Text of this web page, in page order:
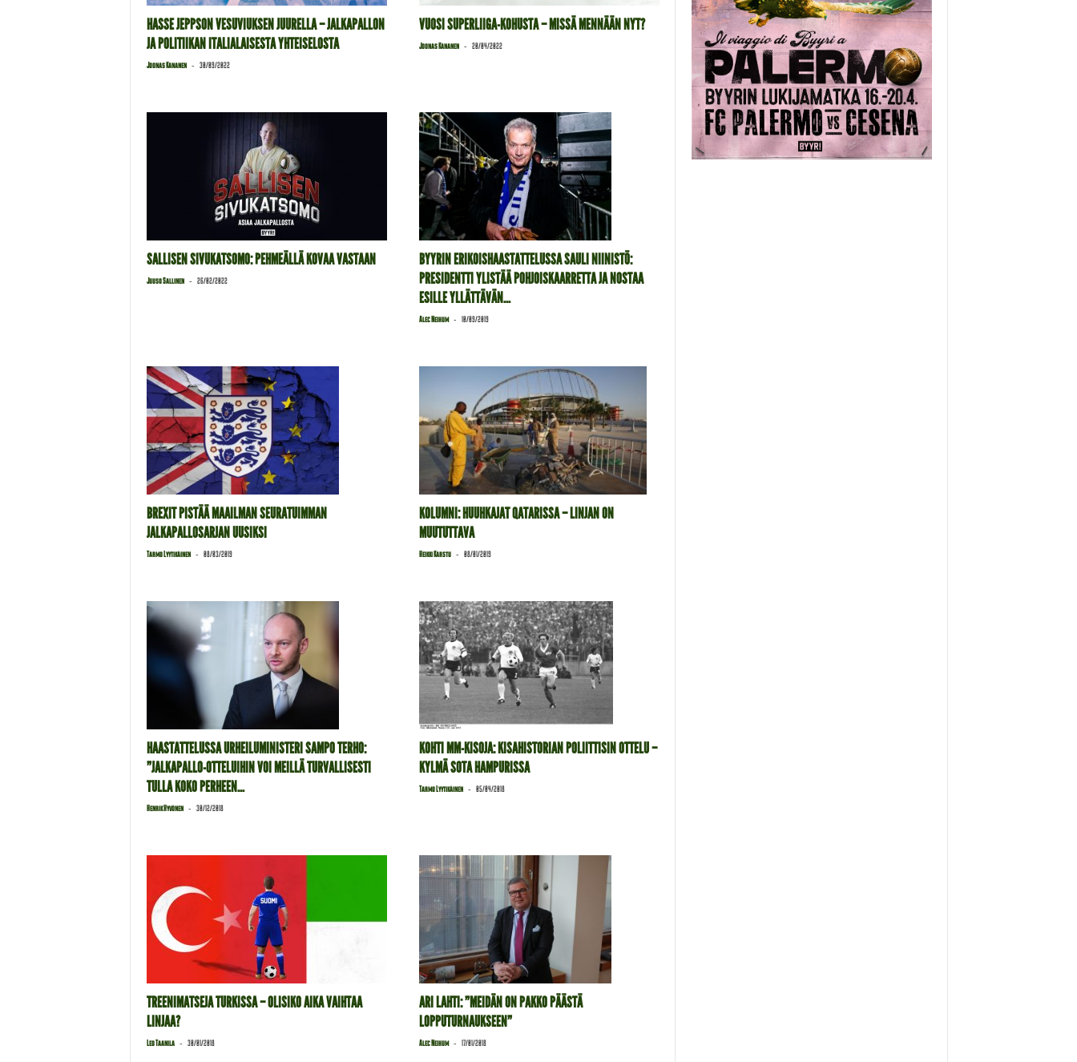
HASSE JEPPSON VESUVIUKSEN JUURELLA – JALKAPALLON
JA POLITIIKAN ITALIALAISESTA YHTEISELOSTA
Joonas Kananen - 30/09/2022
VUOSI SUPERLIIGA-KOHUSTA – MISSÄ MENNÄÄN NYT?
Joonas Kananen - 20/04/2022
SALLISEN SIVUKATSOMO: PEHMEÄLLÄ KOVAA VASTAAN
Juuso Sallinen - 26/02/2022
BYYRIN ERIKOISHAASTATTELUSSA SAULI NIINISTÖ:
PRESIDENTTI YLISTÄÄ POHJOISKAARRETTA JA NOSTAA
ESILLE YLLÄTTÄVÄN...
Alec Neihum - 10/09/2019
BREXIT PISTÄÄ MAAILMAN SEURATUIMMAN
JALKAPALLOSARJAN UUSIKSI
Tarmo Lyytikäinen - 08/03/2019
KOLUMNI: HUUHKAJAT QATARISSA – LINJAN ON
MUUTUTTAVA
Heikki Karstu - 08/01/2019
HAASTATTELUSSA URHEILUMINISTERI SAMPO TERHO:
”JALKAPALLO-OTTELUIHIN VOI MEILLÄ TURVALLISESTI
TULLA KOKO PERHEEN...
Henrik Hyvönen - 30/12/2018
KOHTI MM-KISOJA: KISAHISTORIAN POLIITTISIN OTTELU –
KYLMÄ SOTA HAMPURISSA
Tarmo Lyytikäinen - 05/04/2018
TREENIMATSEJA TURKISSA – OLISIKO AIKA VAIHTAA
LINJAA?
Leo Taanila - 30/01/2018
ARI LAHTI: ”MEIDÄN ON PAKKO PÄÄSTÄ
LOPPUTURNAUKSEEN”
Alec Neihum - 17/01/2018